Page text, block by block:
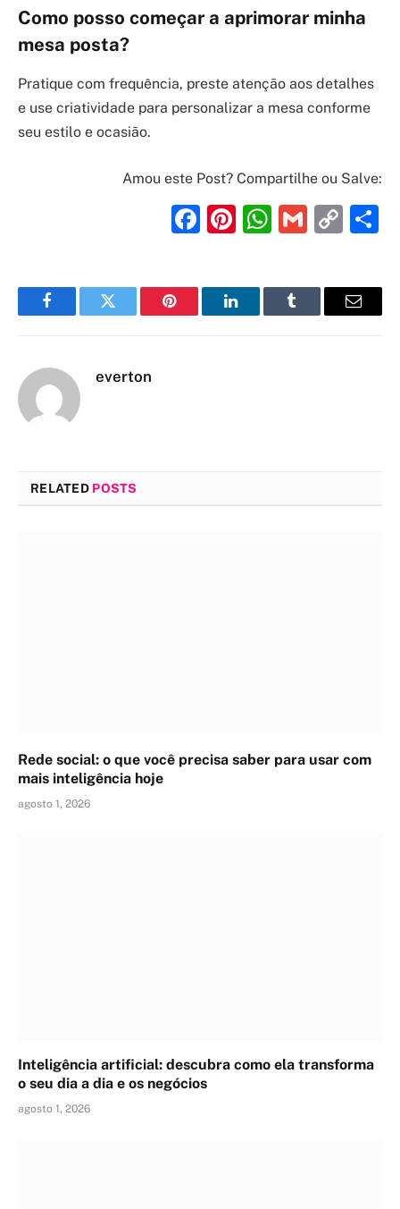
Como posso começar a aprimorar minha
mesa posta?
Pratique com frequência, preste atenção aos detalhes
e use criatividade para personalizar a mesa conforme
seu estilo e ocasião.
Amou este Post? Compartilhe ou Salve:
Facebook
Pinterest
Gmail
FacebookTwitter Pinterest LinkedInTumblr Email
everton
RELATED POSTS
Rede social: o que você precisa saber para usar com
mais inteligência hoje
agosto 1, 2026
Inteligência artificial: descubra como ela transforma
o seu dia a dia e os negócios
agosto 1, 2026